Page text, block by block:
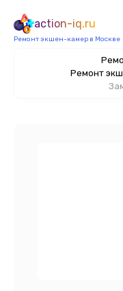
action-iq.ru
Ремонт экшен-камер в Москве
Ремонт